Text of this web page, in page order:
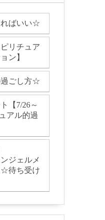
ればいい☆
リチュア
ン】
過ごし方☆
【7/26～
アル的過
ジェルメ
☆待ち受け